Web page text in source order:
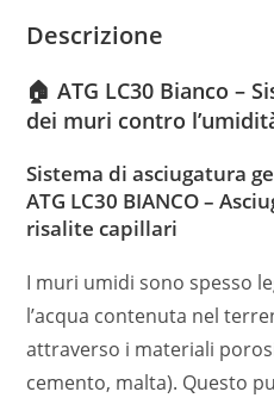
Descrizione
🏠 ATG LC30 Bianco –
dei muri contro
Sistema di asciugatura
ATG LC30 BIANCO –
risalite capillari
I muri umidi sono spesso
l’acqua contenuta nel
attraverso i materiali
cemento, malta). Questo